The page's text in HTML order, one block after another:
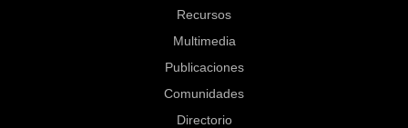
Recursos
Multimedia
Publicaciones
Comunidades
Directorio